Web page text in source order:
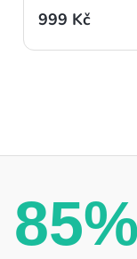
999 Kč
85%